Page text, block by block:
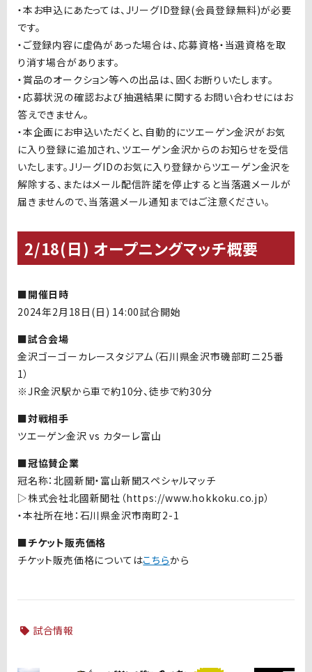
・本お申込にあたっては、JリーグID登録(会員登録無料)が必要
です。
・ご登録内容に虚偽があった場合は、応募資格・当選資格を取
り消す場合があります。
・賞品のオークション等への出品は、固くお断りいたします。
・応募状況の確認および抽選結果に関するお問い合わせにはお
答えできません。
・本企画にお申込いただくと、自動的にツエーゲン金沢がお気
に入り登録に追加され、ツエーゲン金沢からのお知らせを受信
いたします。JリーグIDのお気に入り登録からツエーゲン金沢を
解除する、またはメール配信許諾を停止すると当落選メールが
届きませんので、当落選メール通知まではご注意ください。
2/18(日) オープニングマッチ概要
■開催日時
2024年2月18日(日) 14:00試合開始
■試合会場
金沢ゴーゴーカレースタジアム（石川県金沢市磯部町ニ25番
1）
※JR金沢駅から車で約10分、徒歩で約30分
■対戦相手
ツエーゲン金沢 vs カターレ富山
■冠協賛企業
冠名称：北國新聞・富山新聞スペシャルマッチ
▷株式会社北國新聞社（https://www.hokkoku.co.jp）
・本社所在地：石川県金沢市南町2-1
■チケット販売価格
チケット販売価格についてはこちらから
試合情報